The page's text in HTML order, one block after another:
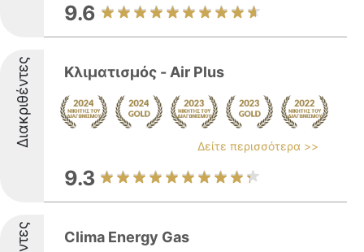
9.6
Διακριθέντες Κλιματισμός - Air Plus
Δείτε περισσότερα >>
9.3
Clima Energy Gas